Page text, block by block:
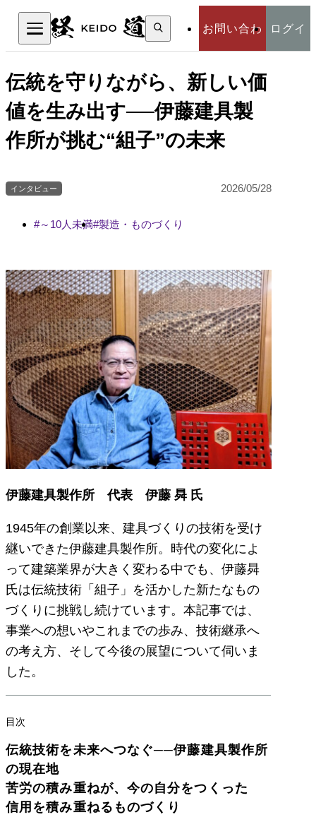
お問い合わ
せ
ログイ
検
索:
検索
伝統を守りながら、新しい価
値を生み出す──伊藤建具製
作所が挑む“組子”の未来
インタビュー 2026/05/28
～10人未満 製造・ものづくり
伊藤建具製作所 代表 伊藤 曻 氏
1945年の創業以来、建具づくりの技術を受け
継いできた伊藤建具製作所。時代の変化によ
って建築業界が大きく変わる中でも、伊藤曻
氏は伝統技術「組子」を活かした新たなもの
づくりに挑戦し続けています。本記事では、
事業への想いやこれまでの歩み、技術継承へ
の考え方、そして今後の展望について伺いま
した。
目次
伝統技術を未来へつなぐ──伊藤建具製作所
の現在地
苦労の積み重ねが、今の自分をつくった
信用を積み重ねるものづくり